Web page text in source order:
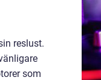
reslust.
som